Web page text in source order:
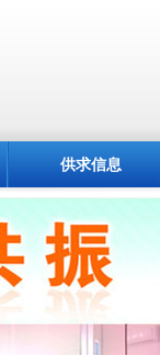
供求信息